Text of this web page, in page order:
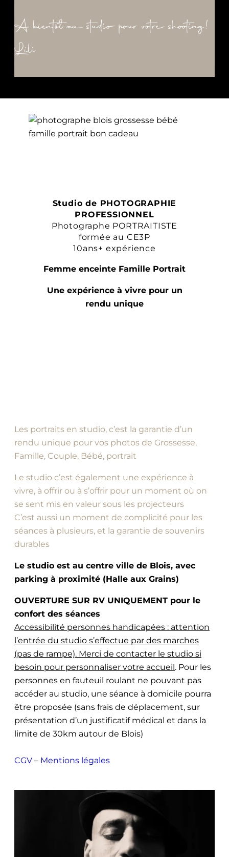
A bientôt au studio pour votre shooting!
Lili
Studio de PHOTOGRAPHIE
PROFESSIONNEL
Photographe PORTRAITISTE
formée au CE3P
10ans+ expérience
Femme enceinte Famille Portrait
Une expérience à vivre pour un
rendu unique
Les portraits en studio, c’est la garantie d’un
rendu unique pour vos photos de Grossesse,
Famille, Couple, Bébé, portrait
Le studio c’est également une expérience à
vivre, à offrir ou à s’offrir pour un moment où on
se sent mis en valeur sous les projecteurs
C’est aussi un moment de complicité pour les
séances à plusieurs, et la garantie de souvenirs
durables
Le studio est au centre ville de Blois, avec
parking à proximité (Halle aux Grains)
OUVERTURE SUR RV UNIQUEMENT pour le
confort des séances
Accessibilité personnes handicapées : attention
l’entrée du studio s’effectue par des marches
(pas de rampe). Merci de contacter le studio si
besoin pour personnaliser votre accueil. Pour les
personnes en fauteuil roulant ne pouvant pas
accéder au studio, une séance à domicile pourra
être proposée (sans frais de déplacement, sur
présentation d’un justificatif médical et dans la
limite de 30km autour de Blois)
CGV – Mentions légales